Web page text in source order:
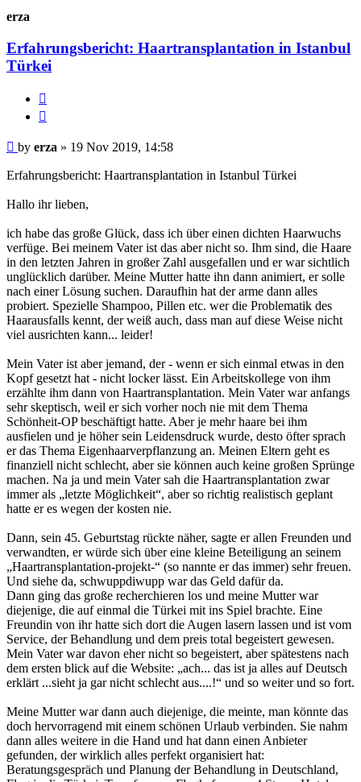
erza
Erfahrungsbericht: Haartransplantation in Istanbul
Türkei
post
Post
by erza » 19 Nov 2019, 14:58
Erfahrungsbericht: Haartransplantation in Istanbul Türkei
Hallo ihr lieben,
ich habe das große Glück, dass ich über einen dichten Haarwuchs
verfüge. Bei meinem Vater ist das aber nicht so. Ihm sind, die Haare
in den letzten Jahren in großer Zahl ausgefallen und er war sichtlich
unglücklich darüber. Meine Mutter hatte ihn dann animiert, er solle
nach einer Lösung suchen. Daraufhin hat der arme dann alles
probiert. Spezielle Shampoo, Pillen etc. wer die Problematik des
Haarausfalls kennt, der weiß auch, dass man auf diese Weise nicht
viel ausrichten kann... leider!
Mein Vater ist aber jemand, der - wenn er sich einmal etwas in den
Kopf gesetzt hat - nicht locker lässt. Ein Arbeitskollege von ihm
erzählte ihm dann von Haartransplantation. Mein Vater war anfangs
sehr skeptisch, weil er sich vorher noch nie mit dem Thema
Schönheit-OP beschäftigt hatte. Aber je mehr haare bei ihm
ausfielen und je höher sein Leidensdruck wurde, desto öfter sprach
er das Thema Eigenhaarverpflanzung an. Meinen Eltern geht es
finanziell nicht schlecht, aber sie können auch keine großen Sprünge
machen. Na ja und mein Vater sah die Haartransplantation zwar
immer als „letzte Möglichkeit“, aber so richtig realistisch geplant
hatte er es wegen der kosten nie.
Dann, sein 45. Geburtstag rückte näher, sagte er allen Freunden und
verwandten, er würde sich über eine kleine Beteiligung an seinem
„Haartransplantation-projekt-“ (so nannte er das immer) sehr freuen.
Und siehe da, schwuppdiwupp war das Geld dafür da.
Dann ging das große recherchieren los und meine Mutter war
diejenige, die auf einmal die Türkei mit ins Spiel brachte. Eine
Freundin von ihr hatte sich dort die Augen lasern lassen und ist vom
Service, der Behandlung und dem preis total begeistert gewesen.
Mein Vater war davon eher nicht so begeistert, aber spätestens nach
dem ersten blick auf die Website: „ach... das ist ja alles auf Deutsch
erklärt ...sieht ja gar nicht schlecht aus....!“ und so weiter und so fort.
Meine Mutter war dann auch diejenige, die meinte, man könnte das
doch hervorragend mit einem schönen Urlaub verbinden. Sie nahm
dann alles weitere in die Hand und hat dann einen Anbieter
gefunden, der wirklich alles perfekt organisiert hat:
Beratungsgespräch und Planung der Behandlung in Deutschland,